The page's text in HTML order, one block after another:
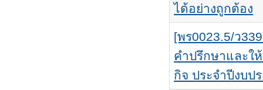
ได้อย่างถูกต้อง
[พร0023.5/ว
คำปรึกษาและใ
กิจ ประจำปีงบป